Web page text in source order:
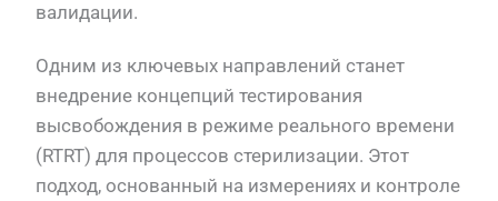
валидации.
Одним из ключевых направлений станет
внедрение концепций тестирования
высвобождения в режиме реального времени
(RTRT) для процессов стерилизации. Этот
подход, основанный на измерениях и контроле